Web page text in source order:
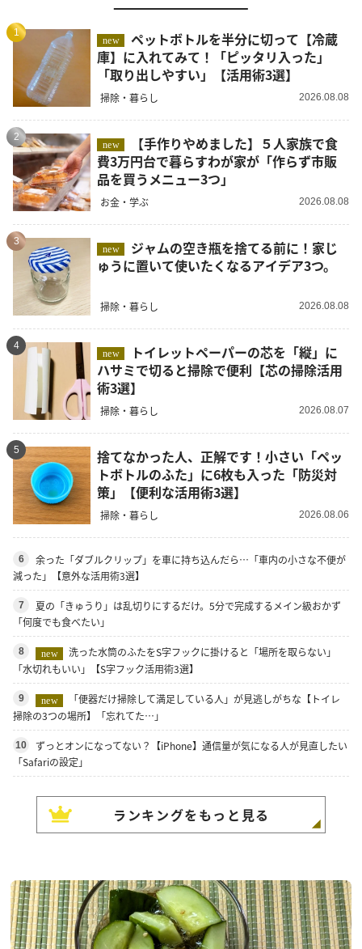
1
new
ペットボトルを半分に切って【冷蔵
庫】に入れてみて！「ピッタリ入った」
「取り出しやすい」【活用術3選】
掃除・暮らし 2026.08.08
2
new
費3万円台で暮らすわが家が「作らず市販
品を買うメニュー3つ」
お金・学ぶ 2026.08.08
3
new
ゅうに置いて使いたくなるアイデア3つ。
掃除・暮らし 2026.08.08
4
new
ハサミで切ると掃除で便利【芯の掃除活用
術3選】
掃除・暮らし 2026.08.07
5
捨てなかった人、正解です！小さい「ペッ
トボトルのふた」に6枚も入った「防災対
策」【便利な活用術3選】
掃除・暮らし 2026.08.06
6
余った「ダブルクリップ」を車に持ち込んだら…「車内の小さな不便が
減った」【意外な活用術3選】
7
夏の「きゅうり」は乱切りにするだけ。5分で完成するメイン級おかず
「何度でも食べたい」
8 new
洗った水筒のふたをS字フックに掛けると「場所を取らない」
「水切れもいい」【S字フック活用術3選】
9 new
「便器だけ掃除して満足している人」が見逃しがちな【トイレ
掃除の3つの場所】「忘れてた…」
10
ずっとオンになってない？【iPhone】通信量が気になる人が見直したい
「Safariの設定」
ランキングをもっと見る